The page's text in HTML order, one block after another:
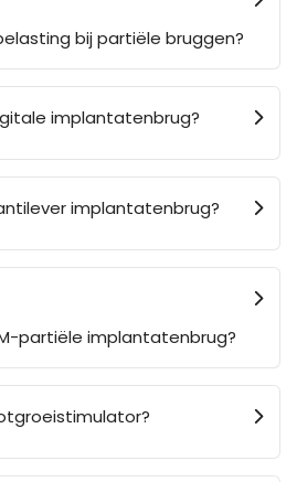
bij partiële bruggen?
implantatenbrug?
implantatenbrug?
partiële implantatenbrug?